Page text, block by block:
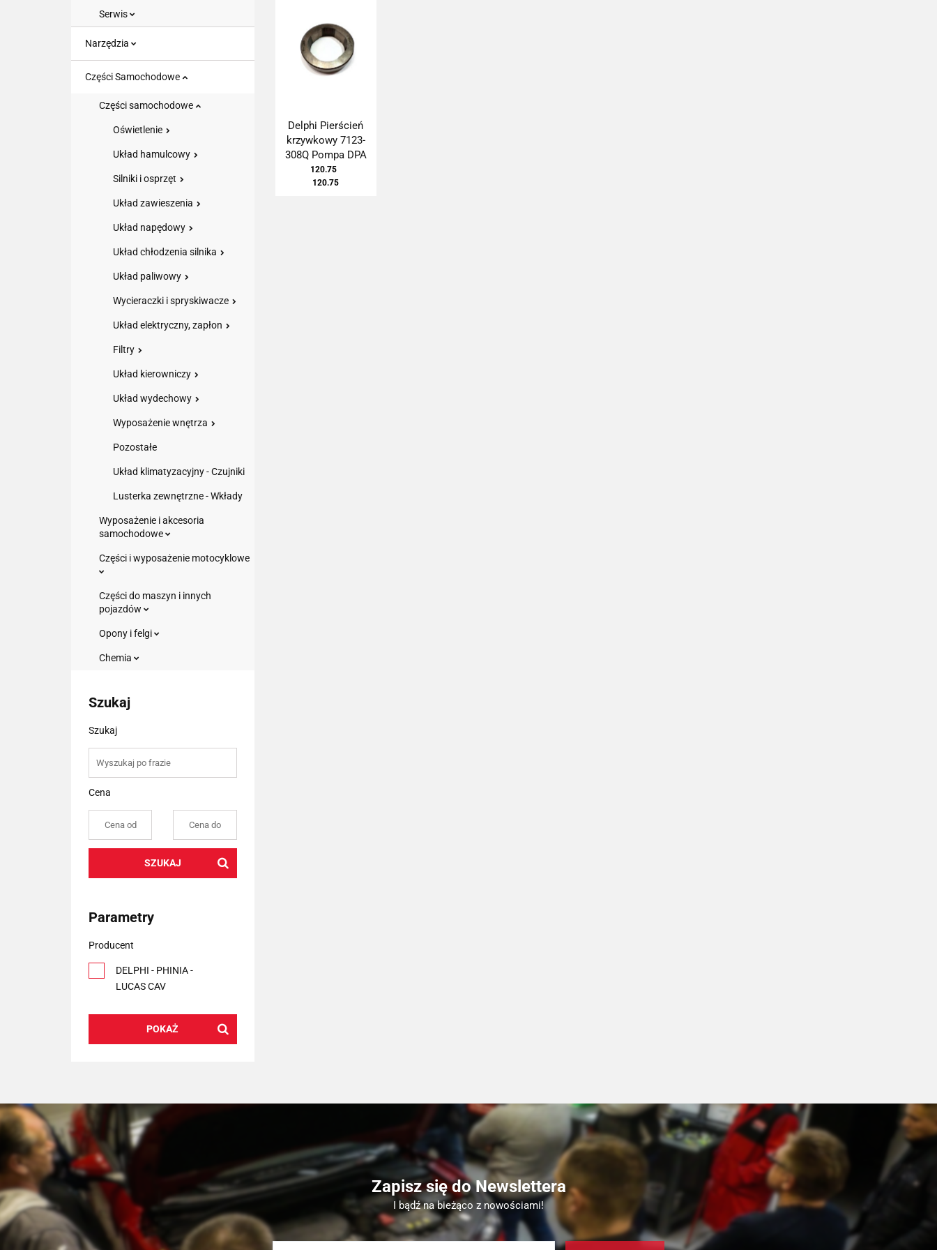
Serwis
Narzędzia
Części Samochodowe
Części samochodowe
Oświetlenie
Układ hamulcowy
Silniki i osprzęt
Układ zawieszenia
Układ napędowy
Układ chłodzenia silnika
Układ paliwowy
Wycieraczki i spryskiwacze
Układ elektryczny, zapłon
Filtry
Układ kierowniczy
Układ wydechowy
Wyposażenie wnętrza
Pozostałe
Układ klimatyzacyjny - Czujniki
Lusterka zewnętrzne - Wkłady
Wyposażenie i akcesoria
samochodowe
Części i wyposażenie motocyklowe
Części do maszyn i innych
pojazdów
Opony i felgi
Chemia
Szukaj
Szukaj
Cena
SZUKAJ
Parametry
Producent
DELPHI - PHINIA -
LUCAS CAV
POKAŻ
Delphi Pierścień
krzywkowy 7123-
308Q Pompa DPA
120.75
120.75
Zapisz się do Newslettera
I bądź na bieżąco z nowościami!